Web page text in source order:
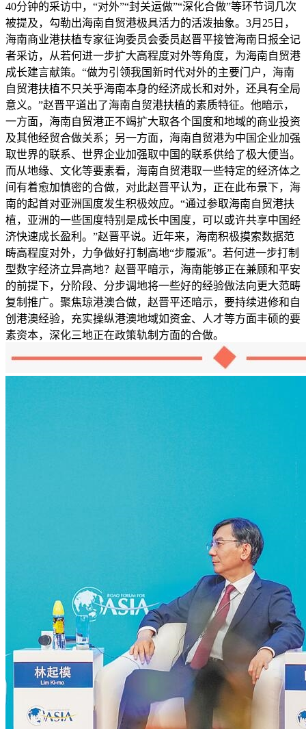
40分钟的采访中，“对外”“封关运做”“深化合做”等环节词几次
被提及，勾勒出海南自贸港极具活力的活泼抽象。3月25日，
海南商业港扶植专家征询委员会委员赵晋平接管海南日报全记
者采访，从若何进一步扩大高程度对外等角度，为海南自贸港
成长建言献策。“做为引领我国新时代对外的主要门户，海南
自贸港扶植不只关乎海南本身的经济成长和对外，还具有全局
意义。”赵晋平道出了海南自贸港扶植的素质特征。他暗示，
一方面，海南自贸港正不竭扩大取各个国度和地域的商业投资
及其他经贸合做关系；另一方面，海南自贸港为中国企业加强
取世界的联系、世界企业加强取中国的联系供给了极大便当。
而从地缘、文化等要素看，海南自贸港取一些特定的经济体之
间有着愈加慎密的合做，对此赵晋平认为，正在此布景下，海
南的起首对亚洲国度发生积极效应。“通过参取海南自贸港扶
植，亚洲的一些国度特别是成长中国度，可以或许共享中国经
济快速成长盈利。”赵晋平说。近年来，海南积极摸索数据范
畴高程度对外，力争做好打制高地“步履派”。若何进一步打制
型数字经济立异高地？赵晋平暗示，海南能够正在兼顾和平安
的前提下，分阶段、分步调地将一些好的经验做法向更大范畴
复制推广。聚焦琼港澳合做，赵晋平还暗示，要持续进修和自
创港澳经验，充实操纵港澳地域如资金、人才等方面丰硕的要
素资本，深化三地正在政策轨制方面的合做。